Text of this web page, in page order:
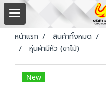
หน้าแรก สินค้าทั้งหมด
หุ่นผ้ามีหัว (ขาไม้)
New